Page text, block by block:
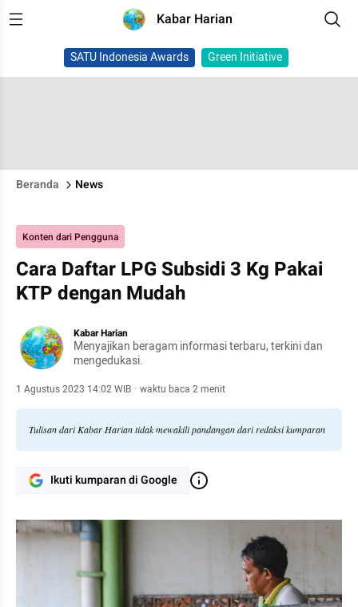
Kabar Harian
SATU Indonesia Awards Green Initiative
Beranda News
Konten dari Pengguna
Cara Daftar LPG Subsidi 3 Kg Pakai
KTP dengan Mudah
Kabar Harian
Menyajikan beragam informasi terbaru, terkini dan
mengedukasi.
1 Agustus 2023 14:02 WIB · waktu baca 2 menit
Tulisan dari Kabar Harian tidak mewakili pandangan dari redaksi kumparan
Ikuti kumparan di Google